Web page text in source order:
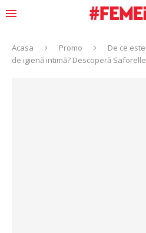
Acasa Promo
De ce
de igienă intimă? Descoperă